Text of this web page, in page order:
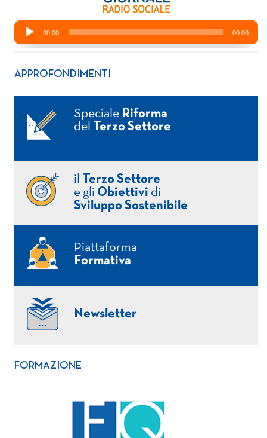
APPROFONDIMENTI
Speciale Riforma
del
Terzo Settore
il
Terzo Settore
e gli Obiettivi di
Sviluppo Sostenibile
Piattaforma
Formativa
Newsletter
FORMAZIONE